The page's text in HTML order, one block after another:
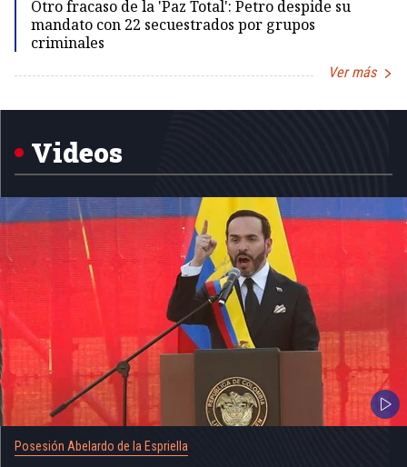
Otro fracaso de la 'Paz Total': Petro despide su
mandato con 22 secuestrados por grupos
criminales
Ver más
1
Videos
Posesión Abelardo de la Espriella